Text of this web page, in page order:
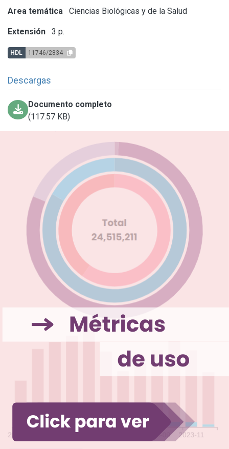
Area temática Ciencias Biológicas y de la Salud
Extensión 3 p.
HDL 11746/2834
Descargas
Documento completo
(117.57 KB)